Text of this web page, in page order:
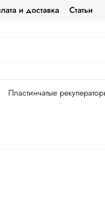
и доставка Статьи
Пластинчатые